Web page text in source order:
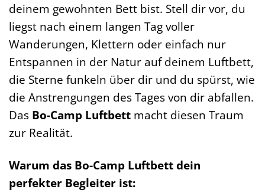
deinem gewohnten Bett bist. Stell dir vor, du
liegst nach einem langen Tag voller
Wanderungen, Klettern oder einfach nur
Entspannen in der Natur auf deinem Luftbett,
die Sterne funkeln über dir und du spürst, wie
die Anstrengungen des Tages von dir abfallen.
Das Bo-Camp Luftbett macht diesen Traum
zur Realität.
Warum das Bo-Camp Luftbett dein
perfekter Begleiter ist: